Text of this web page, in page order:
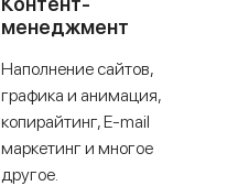
менеджмент
Наполнение сайтов,
графика и анимация,
копирайтинг, E-mail
маркетинг и многое
другое.